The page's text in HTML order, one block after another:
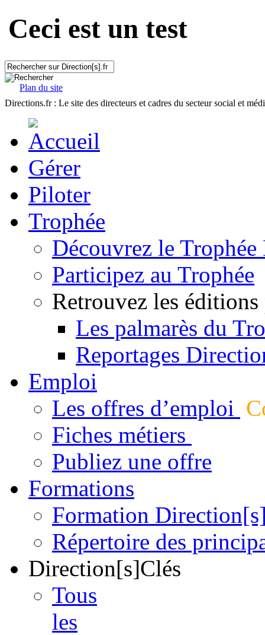
Ceci est un test
Plan du site
Directions.fr : Le site des directeurs et cadres du secteur social et
Gérer
Piloter
Trophée
Découvrez le
Participez au Trophée
Retrouvez les éditions
Les palmarès du
Reportages
Emploi
Les offres d’emploi
Fiches métiers
Publiez une offre
Formations
Formation
Répertoire des
Direction[s]Clés
Tous
les